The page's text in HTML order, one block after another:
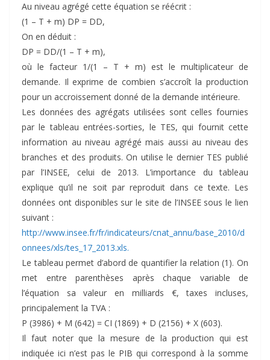
Au niveau agrégé cette équation se réécrit :
(1 – T + m) DP = DD,
On en déduit :
DP = DD/(1 – T + m),
où le facteur 1/(1 – T + m) est le multiplicateur de
demande. Il exprime de combien s’accroît la production
pour un accroissement donné de la demande intérieure.
Les données des agrégats utilisées sont celles fournies
par le tableau entrées-sorties, le TES, qui fournit cette
information au niveau agrégé mais aussi au niveau des
branches et des produits. On utilise le dernier TES publié
par l’INSEE, celui de 2013. L’importance du tableau
explique qu’il ne soit par reproduit dans ce texte. Les
données ont disponibles sur le site de l’INSEE sous le lien
suivant :
http://www.insee.fr/fr/indicateurs/cnat_annu/base_2010/d
onnees/xls/tes_17_2013.xls.
Le tableau permet d’abord de quantifier la relation (1). On
met entre parenthèses après chaque variable de
l’équation sa valeur en milliards €, taxes incluses,
principalement la TVA :
P (3986) + M (642) = CI (1869) + D (2156) + X (603).
Il faut noter que la mesure de la production qui est
indiquée ici n’est pas le PIB qui correspond à la somme